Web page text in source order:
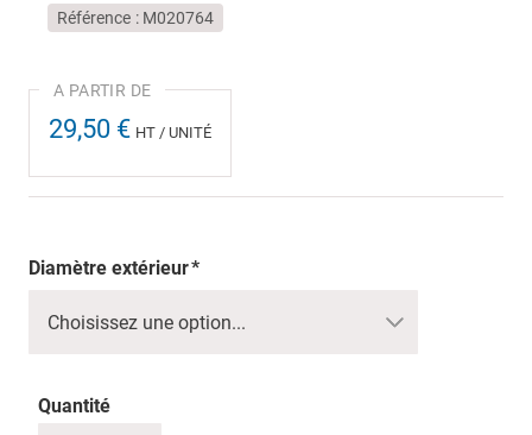
Référence M020764
29,50 € HT / UNITÉ
Diamètre extérieur
Quantité